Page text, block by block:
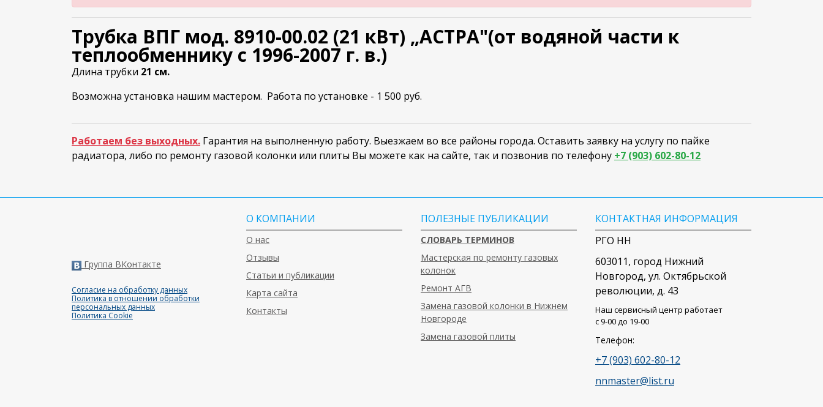
Трубка ВПГ мод. 8910-00.02 (21 кВт) „АСТРА"(от водяной части к
теплообменнику с 1996-2007 г. в.)
Длина трубки 21 см.
Возможна установка нашим мастером. Работа по установке - 1 500 руб.
Работаем без выходных. Гарантия на выполненную работу. Выезжаем во все районы города. Оставить заявку на услугу по пайке
радиатора, либо по ремонту газовой колонки или плиты Вы можете как на сайте, так и позвонив по телефону +7 (903) 602-80-12
Группа ВКонтакте
Согласие на обработку данных
Политика в отношении обработки
персональных данных
Политика Cookie
О КОМПАНИИ
О нас
Отзывы
Статьи и публикации
Карта сайта
Контакты
ПОЛЕЗНЫЕ ПУБЛИКАЦИИ
СЛОВАРЬ ТЕРМИНОВ
Мастерская по ремонту газовых
колонок
Ремонт АГВ
Замена газовой колонки в Нижнем
Новгороде
Замена газовой плиты
КОНТАКТНАЯ ИНФОРМАЦИЯ
РГО НН
603011, город Нижний
Новгород, ул. Октябрьской
революции, д. 43
Наш сервисный центр работает
c 9-00 до 19-00
Телефон:
+7 (903) 602-80-12
nnmaster@list.ru